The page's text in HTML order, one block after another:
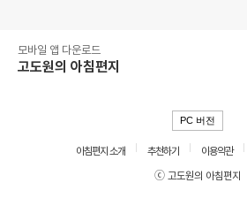
모바일 앱 다운로드
고도원의 아침편지
PC 버전
아침편지 소개 추천하기 이용약관
ⓒ 고도원의 아침편지